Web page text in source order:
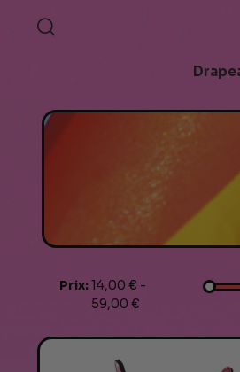
Prix: 14,00 € -
59,00 €